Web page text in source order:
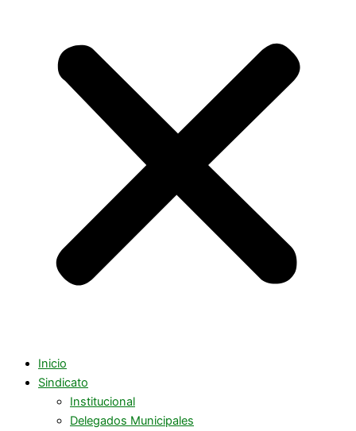
Inicio
Sindicato
Institucional
Delegados Municipales